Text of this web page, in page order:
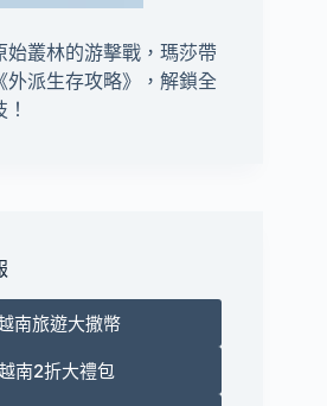
始叢林的游擊戰，瑪莎帶
《外派生存攻略》
，解鎖全
南旅遊大撒幣
南2折大禮包